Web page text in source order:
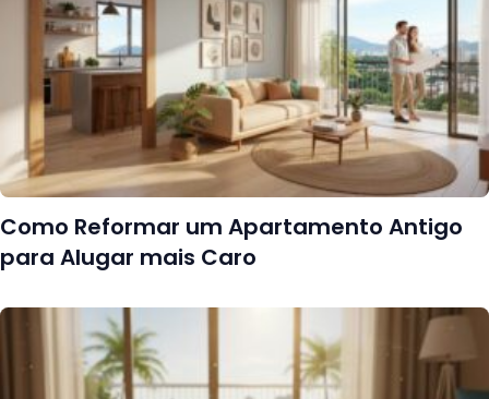
Como Reformar um Apartamento Antigo
para Alugar mais Caro